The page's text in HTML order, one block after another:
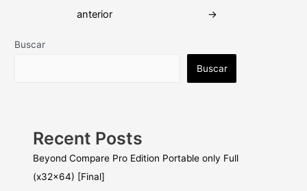
anterior
→
Buscar
Buscar
Recent Posts
Beyond Compare Pro Edition Portable only Full
(x32x64) [Final]